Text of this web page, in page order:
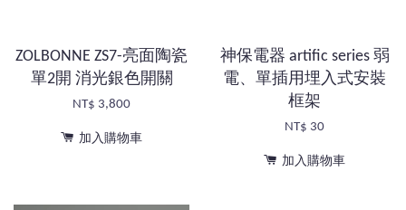
ZOLBONNE ZS7-亮面陶瓷
單2開 消光銀色開關
NT$ 3,800
加入購物車
神保電器 artific series 弱
電、單插用埋入式安裝
框架
NT$ 30
加入購物車